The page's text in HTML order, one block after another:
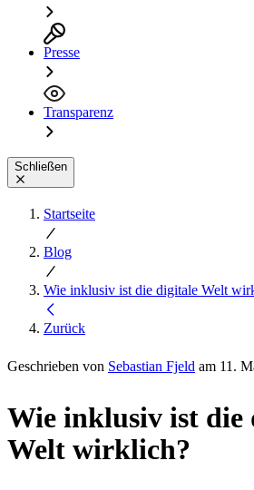
Presse
Transparenz
Schließen
Startseite
Blog
Wie inklusiv ist die digitale Welt
Zurück
Geschrieben von Sebastian Fjeld am 11.
Wie inklusiv ist die
Welt wirklich?